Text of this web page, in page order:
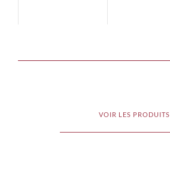
VOIR LES PRODUITS